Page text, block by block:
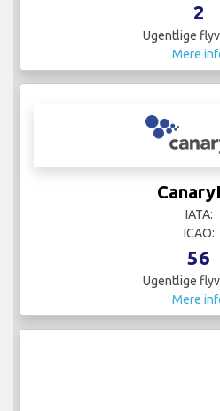
2
Ugentlige
Mere
IATA:
ICAO:
56
Ugentlige
Mere